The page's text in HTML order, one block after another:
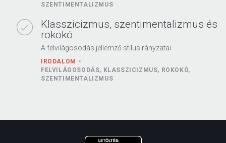
SZENTIMENTALIZMUS
Klasszicizmus, szentimentalizmus és
rokokó
A felvilágosodás jellemző stílusirányzatai
IRODALOM
FELVILÁGOSODÁS, KLASSZICIZMUS, ROKOKÓ,
SZENTIMENTALIZMUS